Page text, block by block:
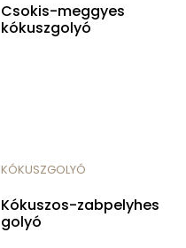
Csokis-meggyes
kókuszgolyó
KÓKUSZGOLYÓ
Kókuszos-zabpelyhes
golyó